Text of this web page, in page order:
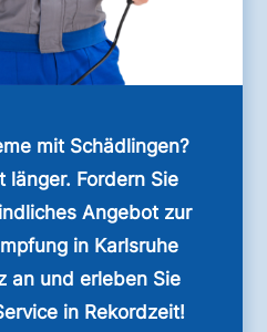
mit Schädlingen?
länger. Fordern Sie
Angebot zur
in Karlsruhe
an und erleben Sie
in Rekordzeit!